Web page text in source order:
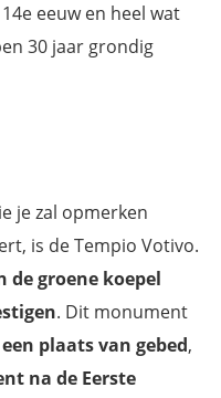
eeuw en heel wat
30 jaar grondig
je zal opmerken
is de Tempio Votivo.
de groene koepel
. Dit monument
plaats van gebed,
na de Eerste